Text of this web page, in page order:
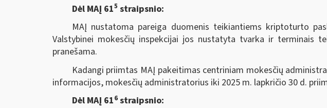
Dėl MAĮ 615 straipsnio:
MAĮ nustatoma pareiga duomenis teikiantiems kriptoturto
Valstybinei mokesčių inspekcijai jos nustatyta tvarka ir
pranešama.
Kadangi priimtas MAĮ pakeitimas centriniam mokesčių
informacijos, mokesčių administratorius iki 2025 m. lapkričio 30 d.
Dėl MAĮ 616straipsnio: